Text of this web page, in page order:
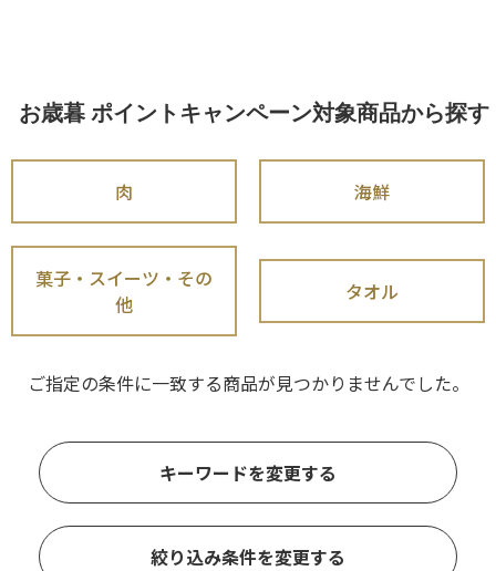
お歳暮 ポイントキャンペーン対象商品から探す
肉 海鮮
菓子・スイーツ・その
他
タオル
ご指定の条件に一致する商品が見つかりませんでした。
キーワードを変更する
絞り込み条件を変更する